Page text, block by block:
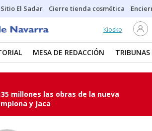
Sitio El Sadar Cierre tienda cosmética
Kiosko
MESA DE REDACCIÓN TRIBUNAS
millones las obras de la nueva
y Jaca